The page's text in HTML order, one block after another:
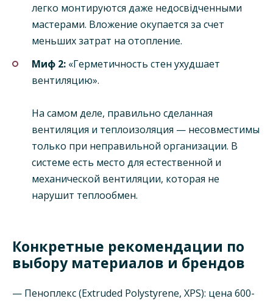
легко монтируются даже недосвідченными
мастерами. Вложение окупается за счет
меньших затрат на отопление.
Миф 2: «Герметичность стен ухудшает
вентиляцию».
На самом деле, правильно сделанная
вентиляция и теплоизоляция — несовместимы
только при неправильной организации. В
системе есть место для естественной и
механической вентиляции, которая не
нарушит теплообмен.
Конкретные рекомендации по
выбору материалов и брендов
— Пеноплекс (Extruded Polystyrene, XPS): цена 600-